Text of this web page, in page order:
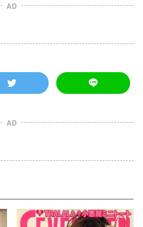
AD
AD